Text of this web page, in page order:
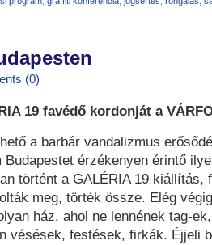
(0)
19 favédő kordonját a
a barbár vandalizmus
Budapestet érzékenyen érintő
történt a GALÉRIA 19 kiállítás,
meg, törték össze. Elég
ház, ahol ne lennének tag-
vésések, festések, firkák. Éjjeli